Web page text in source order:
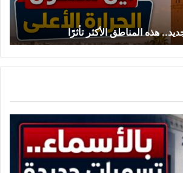
هذه المناطق الأكثر تأثرًا